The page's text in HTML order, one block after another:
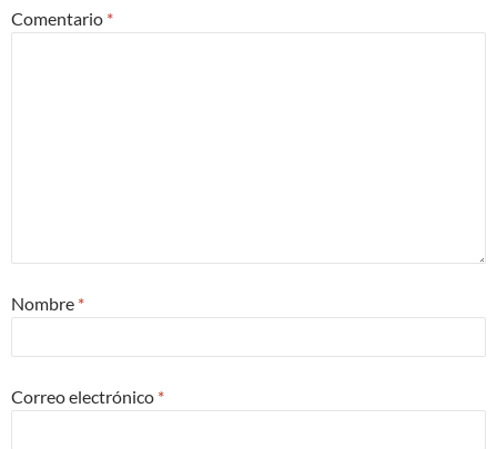
Comentario *
Nombre *
Correo electrónico *